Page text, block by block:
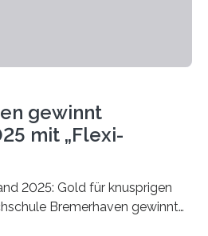
gewinnt
mit „Flexi-
2025: Gold für knusprigen
Bremerhaven gewinnt